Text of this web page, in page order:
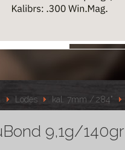
Lodes kal. 7mm /.284"
9,1g/140gr